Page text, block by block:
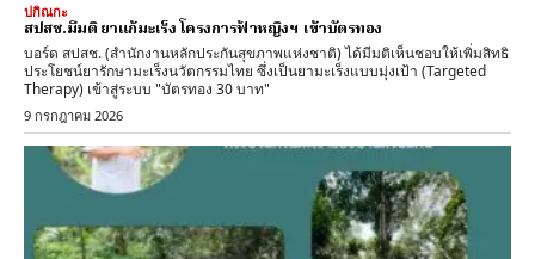
ปกิณกะ
สปสช.มีมติ ยาแก้มะเร็ง โครงการฟ้าหญิงฯ เข้าบัตรทอง
บอร์ด สปสช. (สำนักงานหลักประกันสุขภาพแห่งชาติ) ได้มีมติเห็นชอบให้เพิ่มสิทธิ
ประโยชน์ยารักษามะเร็งนวัตกรรมไทย ซึ่งเป็นยามะเร็งแบบมุ่งเป้า (Targeted
Therapy) เข้าสู่ระบบ "บัตรทอง 30 บาท"
9 กรกฎาคม 2026